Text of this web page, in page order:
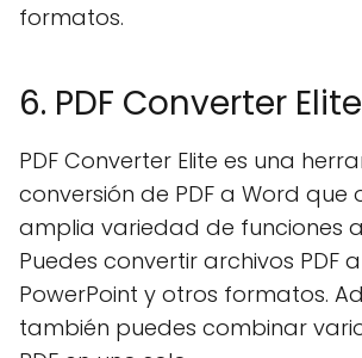
formatos.
6. PDF Converter Elite
PDF Converter Elite es una
conversión de PDF a Word que
amplia variedad de funciones
Puedes convertir archivos PDF a
PowerPoint y otros formatos.
también puedes combinar